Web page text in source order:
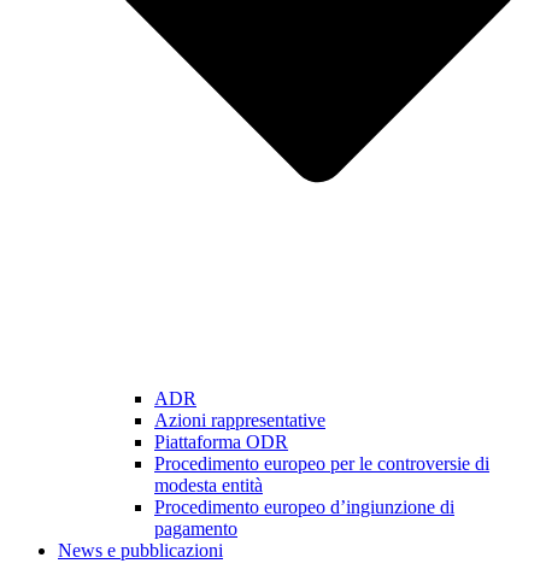
ADR
Azioni rappresentative
Piattaforma ODR
Procedimento europeo per le controversie di
modesta entità
Procedimento europeo d’ingiunzione di
pagamento
News e pubblicazioni